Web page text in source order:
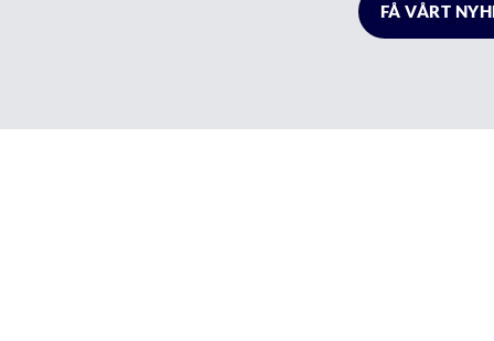
FÅ VÅRT